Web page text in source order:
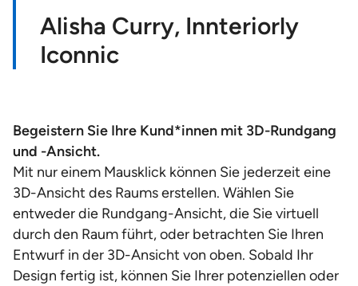
Alisha Curry, Innteriorly
Iconnic
Begeistern Sie Ihre Kund*innen mit 3D-Rundgang
und -Ansicht.
Mit nur einem Mausklick können Sie jederzeit eine
3D-Ansicht des Raums erstellen. Wählen Sie
entweder die Rundgang-Ansicht, die Sie virtuell
durch den Raum führt, oder betrachten Sie Ihren
Entwurf in der 3D-Ansicht von oben. Sobald Ihr
Design fertig ist, können Sie Ihrer potenziellen oder